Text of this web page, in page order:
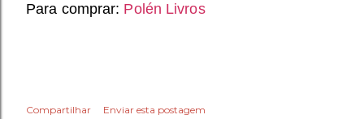
Para comprar: Polén Livros
Compartilhar
Enviar esta postagem